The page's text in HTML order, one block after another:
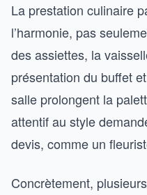
La prestation culinaire
l’harmonie, pas
des assiettes, la
présentation du buffet
salle prolongent la
attentif au style
devis, comme un
Concrètement,